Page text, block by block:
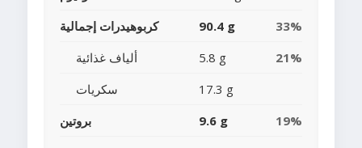
كربوهيدرات إجمالية
90.4 g
33%
ألياف غذائية
5.8 g
21%
سكريات
17.3 g
بروتين
9.6 g 19%